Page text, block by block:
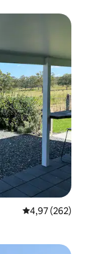
Просечна
4,97 (262)